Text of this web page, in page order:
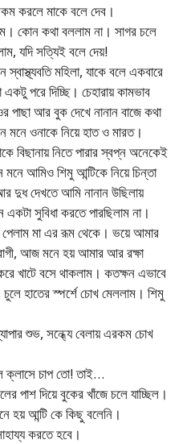
করলে মাকে বলে দেব।
কোন কথা বললাম না। সাগর চলে
যদি সত্যিই বলে দেয়!
মহিলা, যাকে বলে একবারে
পরে দিচ্ছি। চেহারায় কামভাব
পাছা আর বুক দেখে নানান বাজে কথা
ওনাকে নিয়ে হাত ও মারত।
নিতে পারার স্বপ্ন অনেকেই
আমিও শিমু আন্টিকে নিয়ে চিন্তা
দুধ দেখতে আমি নানান উছিলায়
সুবিধা করতে পারছিলাম না।
মা এর রূম থেকে। ভয়ে আমার
আজ মনে হয় আমার আর রক্ষা
খাটে বসে থাকলাম। কতক্ষন এভাবে
হাতের স্পর্শে চোখ মেললাম। শিমু
শুভ, সন্ধ্যে বেলায় এরকম চোখ
ক্লাসে চাপ তো! তাই…
পাশ দিয়ে বুকের খাঁজে চলে যাচ্ছিল।
হয় আন্টি কে কিছু বলেনি।
করতে হবে।